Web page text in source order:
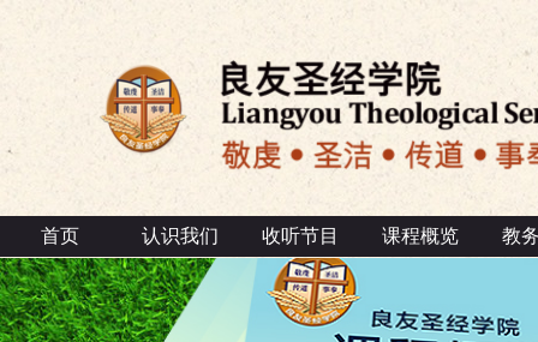
首页 认识我们 收听节目 课程概览 教